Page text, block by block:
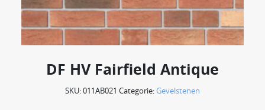
DF HV Fairfield Antique
SKU:011AB021 Categorie:Gevelstenen